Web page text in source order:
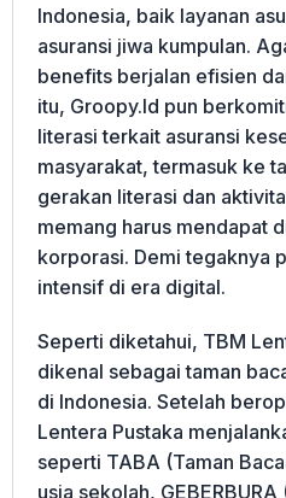
Indonesia, baik layanan
asuransi jiwa kumpulan.
benefits berjalan efisien
itu, Groopy.Id pun
literasi terkait asuransi
masyarakat, termasuk ke
gerakan literasi dan
memang harus mendapat
korporasi. Demi tegaknya
intensif di era digital.
Seperti diketahui, TBM
dikenal sebagai taman
di Indonesia. Setelah
Lentera Pustaka
seperti TABA (Taman
usia sekolah, GEBERBURA